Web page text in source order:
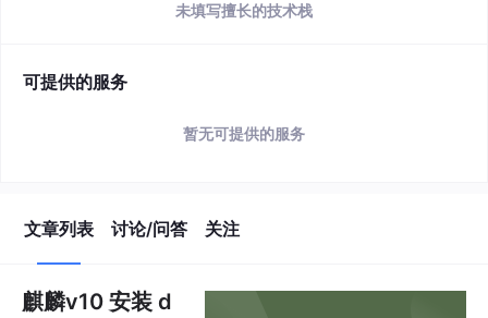
未填写擅长的技术栈
可提供的服务
暂无可提供的服务
文章列表 讨论/问答 关注
麒麟v10 安装 d